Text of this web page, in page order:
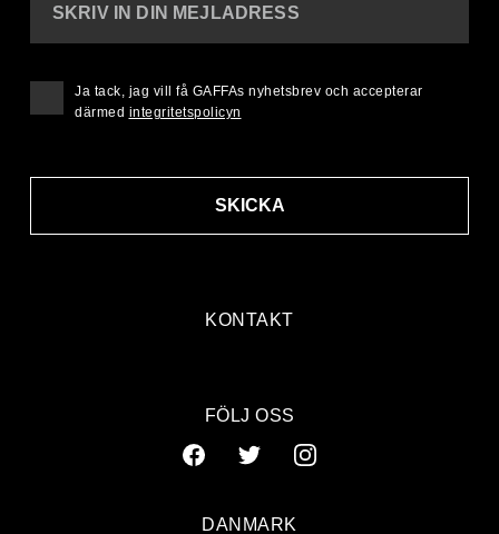
KONTAKT
SKRIV IN DIN MEJLADRESS
SKICKA
Ja tack, jag vill få GAFFAs nyhetsbrev och accepterar
därmed integritetspolicyn
FÖLJ OSS
DANMARK